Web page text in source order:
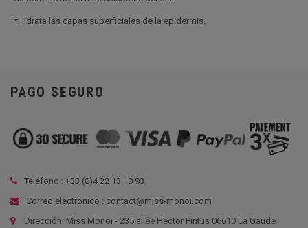
*Hidrata las capas superficiales de la epidermis.
PAGO SEGURO
Teléfono : +33 (0)4 22 13 10 93
Correo electrónico : contact@miss-monoi.com
Dirección: Miss Monoi - 235 allée Hector Pintus 06610 La Gaude